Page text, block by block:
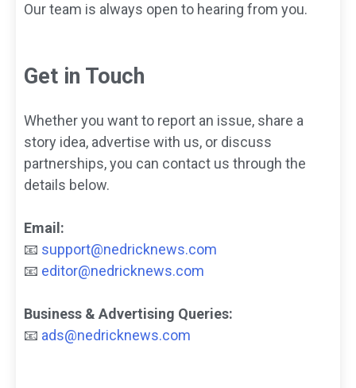
Our team is always open to hearing from you.
Get in Touch
Whether you want to report an issue, share a
story idea, advertise with us, or discuss
partnerships, you can contact us through the
details below.
Email:
📧 support@nedricknews.com
📧 editor@nedricknews.com
Business & Advertising Queries:
📧 ads@nedricknews.com